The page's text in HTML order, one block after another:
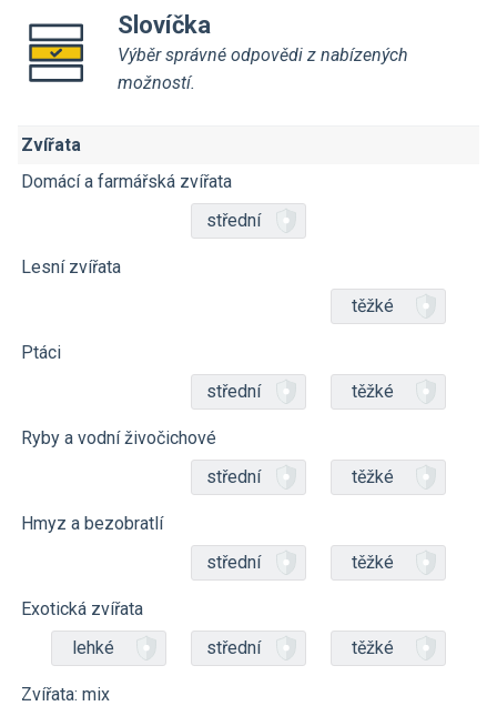
Slovíčka
Výběr správné odpovědi z nabízených
možností.
Zvířata
Domácí a farmářská zvířata
střední
Lesní zvířata
těžké
Ptáci
střední
těžké
Ryby a vodní živočichové
střední
těžké
Hmyz a bezobratlí
střední
těžké
Exotická zvířata
lehké
střední těžké
Zvířata: mix